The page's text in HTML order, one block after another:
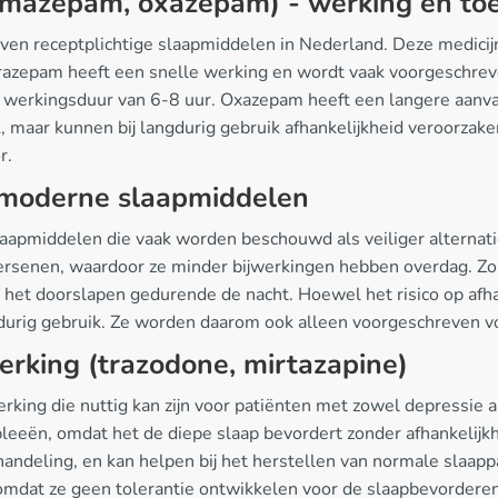
receptplichtige slaapmiddelen in Nederland. Deze
heeft een snelle werking en wordt vaak
van 6-8 uur. Oxazepam heeft een langere
kunnen bij langdurig gebruik afhankelijkheid
slaapmiddelen
die vaak worden beschouwd als veiliger
waardoor ze minder bijwerkingen hebben overdag.
doorslapen gedurende de nacht. Hoewel het risico op
gebruik. Ze worden daarom ook alleen voorgeschreven
(trazodone, mirtazapine)
die nuttig kan zijn voor patiënten met zowel depressie
omdat het de diepe slaap bevordert zonder
en kan helpen bij het herstellen van normale
ze geen tolerantie ontwikkelen voor de